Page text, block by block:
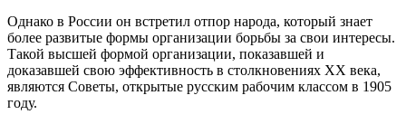
Однако в России он встретил отпор народа, который знает
более развитые формы организации борьбы за свои интересы.
Такой высшей формой организации, показавшей и
доказавшей свою эффективность в столкновениях ХХ века,
являются Советы, открытые русским рабочим классом в 1905
году.